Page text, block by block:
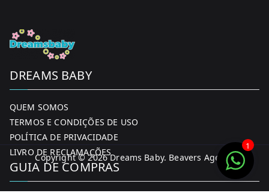
DREAMS BABY
QUEM SOMOS
TERMOS E CONDIÇÕES DE USO
POLÍTICA DE PRIVACIDADE
LIVRO DE RECLAMAÇÕES
GUIA DE COMPRAS
Copyright © 2026Dreams Baby. Beavers Agency
1